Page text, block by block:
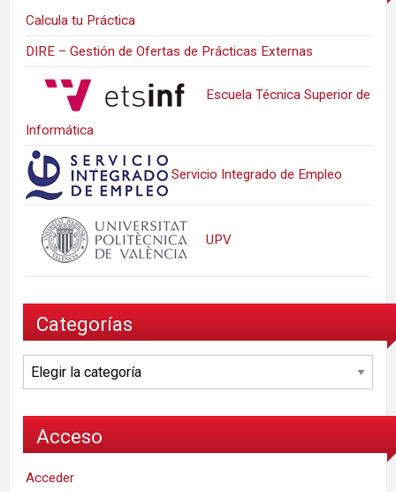
Calcula tu Práctica
DIRE – Gestión de Ofertas de Prácticas Externas
Escuela Técnica Superior de
Informática
Servicio Integrado de Empleo
UPV
Categorías
Categorías
Acceso
Acceder